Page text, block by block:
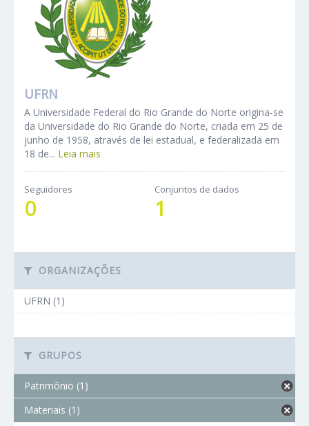
UFRN
A Universidade Federal do Rio Grande do Norte origina-se
da Universidade do Rio Grande do Norte, criada em 25 de
junho de 1958, através de lei estadual, e federalizada em
18 de... Leia mais
Seguidores
0
Conjuntos de dados
1
ORGANIZAÇÕES
UFRN (1)
GRUPOS
Patrimônio (1)
Materiais (1)